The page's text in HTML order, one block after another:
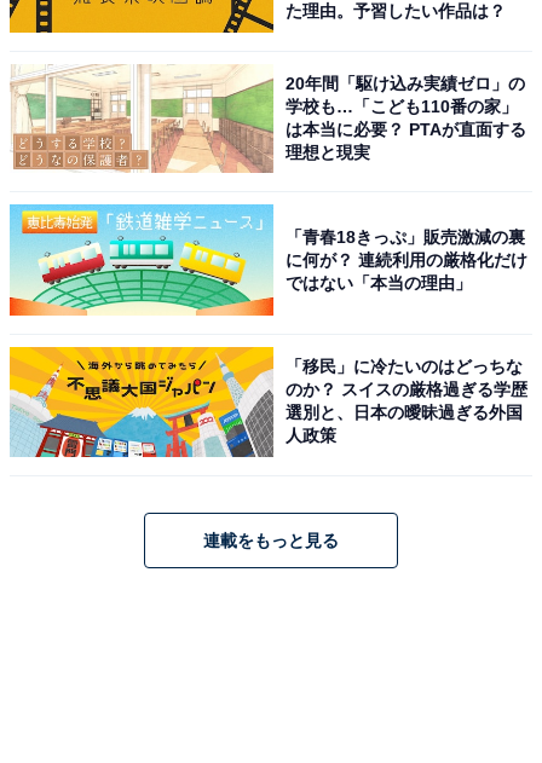
た理由。予習したい作品は？
20年間「駆け込み実績ゼロ」の
学校も…「こども110番の家」
は本当に必要？ PTAが直面する
理想と現実
「青春18きっぷ」販売激減の裏
に何が？ 連続利用の厳格化だけ
ではない「本当の理由」
「移民」に冷たいのはどっちな
のか？ スイスの厳格過ぎる学歴
選別と、日本の曖昧過ぎる外国
人政策
連載をもっと見る